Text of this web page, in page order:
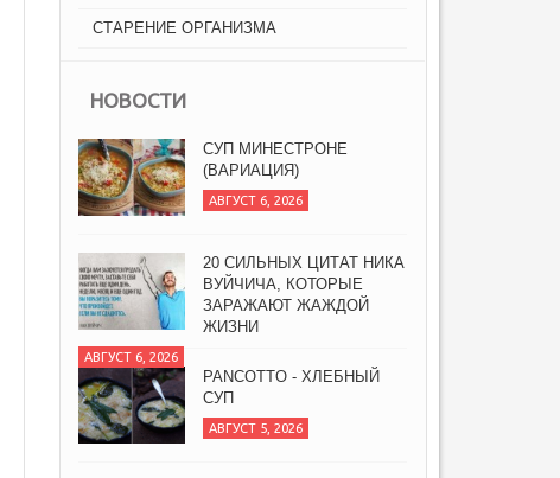
СТАРЕНИЕ ОРГАНИЗМА
НОВОСТИ
СУП МИНЕСТРОНЕ
(ВАРИАЦИЯ)
АВГУСТ 6, 2026
20 СИЛЬНЫХ ЦИТАТ НИКА
ВУЙЧИЧА, КОТОРЫЕ
ЗАРАЖАЮТ ЖАЖДОЙ
ЖИЗНИ
АВГУСТ 6, 2026
PANCOTTO - ХЛЕБНЫЙ
СУП
АВГУСТ 5, 2026